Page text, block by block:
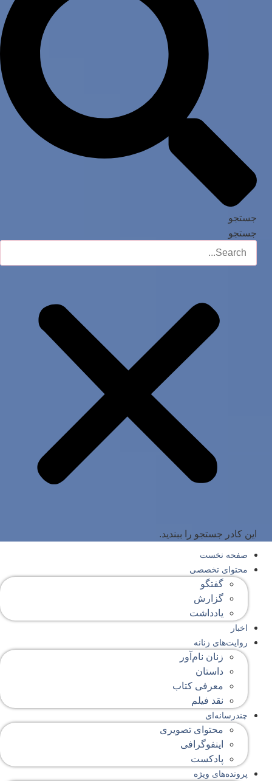
جستجو
جستجو
این کادر جستجو را ببندید.
صفحه‌ نخست
محتوای‌ تخصصی
گفتگو
گزارش
یادداشت
اخبار
روایت‌های زنانه
زنان نام‌آور
داستان
معرفی کتاب
نقد فیلم
چندرسانه‌ای
محتوای تصویری
اینفوگرافی
پادکست
پرونده‌های ویژه